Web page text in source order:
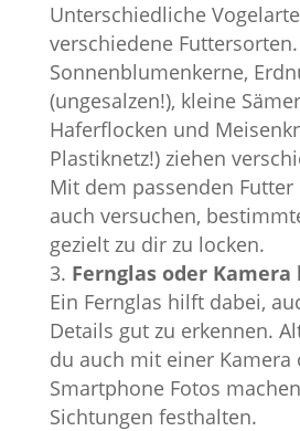
Unterschiedliche
verschiedene Futtersorten.
Sonnenblumenkerne,
(ungesalzen!), kleine
Haferflocken und
Plastiknetz!) ziehen
Mit dem passenden
auch versuchen,
gezielt zu dir zu locken.
Fernglas oder
Ein Fernglas hilft dabei,
Details gut zu erkennen.
du auch mit einer Kamera
Smartphone Fotos
Sichtungen festhalten.